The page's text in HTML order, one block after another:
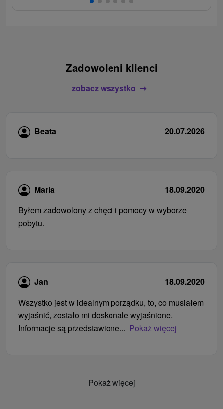
Zadowoleni klienci
zobacz wszystko
Beata 20.07.2026
Maria
18.09.2020
Byłem zadowolony z chęci i pomocy w wyborze
pobytu.
Jan
18.09.2020
Wszystko jest w idealnym porządku, to, co musiałem
wyjaśnić, zostało mi doskonale wyjaśnione.
Informacje są przedstawione... Pokaż więcej
Pokaż więcej